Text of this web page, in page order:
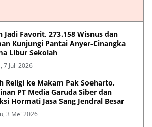
Jadi Favorit, 273.158 Wisnus dan
Kunjungi Pantai Anyer-Cinangka
Libur Sekolah
7 Juli 2026
Religi ke Makam Pak Soeharto,
PT Media Garuda Siber dan
Hormati Jasa Sang Jendral Besar
3 Mei 2026